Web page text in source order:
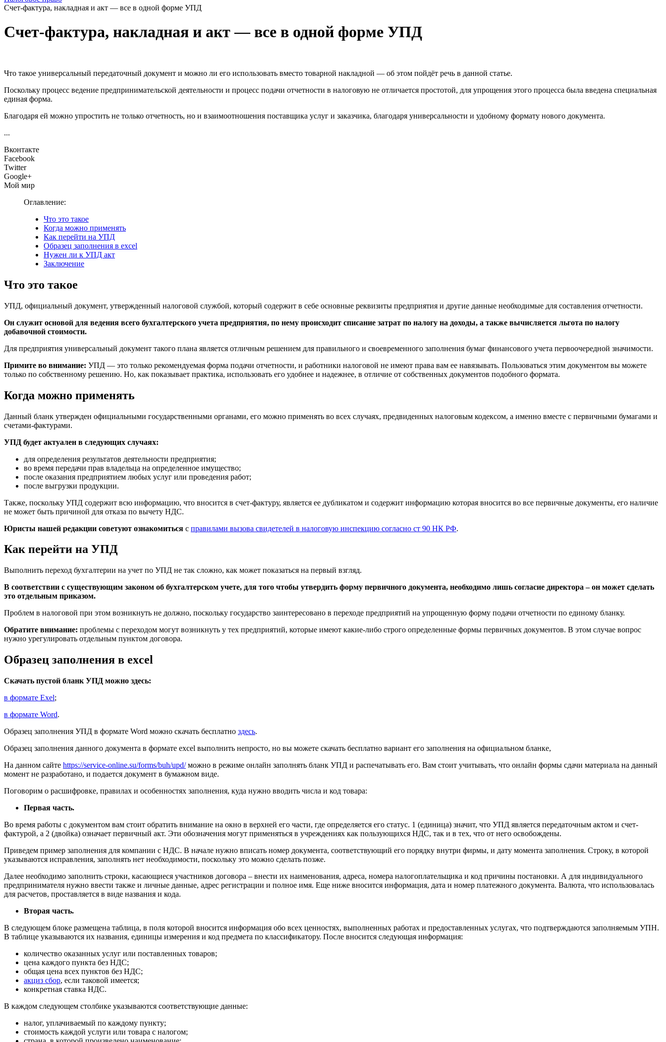
Счет-фактура, накладная и акт — все в одной форме УПД
Счет-фактура, накладная и акт — все в одной форме УПД
Что такое универсальный передаточный документ и можно ли его использовать вместо товарной накладной — об этом пойдёт речь в данной статье.
Поскольку процесс ведение предпринимательской деятельности и процесс подачи отчетности в налоговую не отличается простотой, для упрощения этого процесса была введена специальная
единая форма.
Благодаря ей можно упростить не только отчетность, но и взаимоотношения поставщика услуг и заказчика, благодаря универсальности и удобному формату нового документа.
...
Вконтакте
Facebook
Twitter
Google+
Мой мир
Оглавление:
Что это такое
Когда можно применять
Как перейти на УПД
Образец заполнения в excel
Нужен ли к УПД акт
Заключение
Что это такое
УПД, официальный документ, утвержденный налоговой службой, который содержит в себе основные реквизиты предприятия и другие данные необходимые для составления отчетности.
Он служит основой для ведения всего бухгалтерского учета предприятия, по нему происходит списание затрат по налогу на доходы, а также вычисляется льгота по налогу
добавочной стоимости.
Для предприятия универсальный документ такого плана является отличным решением для правильного и своевременного заполнения бумаг финансового учета первоочередной значимости.
Примите во внимание: УПД — это только рекомендуемая форма подачи отчетности, и работники налоговой не имеют права вам ее навязывать. Пользоваться этим документом вы можете
только по собственному решению. Но, как показывает практика, использовать его удобнее и надежнее, в отличие от собственных документов подобного формата.
Когда можно применять
Данный бланк утвержден официальными государственными органами, его можно применять во всех случаях, предвиденных налоговым кодексом, а именно вместе с первичными бумагами и
счетами-фактурами.
УПД будет актуален в следующих случаях:
для определения результатов деятельности предприятия;
во время передачи прав владельца на определенное имущество;
после оказания предприятием любых услуг или проведения работ;
после выгрузки продукции.
Также, поскольку УПД содержит всю информацию, что вносится в счет-фактуру, является ее дубликатом и содержит информацию которая вносится во все первичные документы, его наличие
не может быть причиной для отказа по вычету НДС.
Юристы нашей редакции советуют ознакомиться с правилами вызова свидетелей в налоговую инспекцию согласно ст 90 НК РФ.
Как перейти на УПД
Выполнить переход бухгалтерии на учет по УПД не так сложно, как может показаться на первый взгляд.
В соответствии с существующим законом об бухгалтерском учете, для того чтобы утвердить форму первичного документа, необходимо лишь согласие директора – он может сделать
это отдельным приказом.
Проблем в налоговой при этом возникнуть не должно, поскольку государство заинтересовано в переходе предприятий на упрощенную форму подачи отчетности по единому бланку.
Обратите внимание: проблемы с переходом могут возникнуть у тех предприятий, которые имеют какие-либо строго определенные формы первичных документов. В этом случае вопрос
нужно урегулировать отдельным пунктом договора.
Образец заполнения в excel
Скачать пустой бланк УПД можно здесь:
в формате Exel;
в формате Word.
Образец заполнения УПД в формате Word можно скачать бесплатно здесь.
Образец заполнения данного документа в формате excel выполнить непросто, но вы можете скачать бесплатно вариант его заполнения на официальном бланке,
На данном сайте https://service-online.su/forms/buh/upd/можно в режиме онлайн заполнять бланк УПД и распечатывать его. Вам стоит учитывать, что онлайн формы сдачи материала на данный
момент не разработано, и подается документ в бумажном виде.
Поговорим о расшифровке, правилах и особенностях заполнения, куда нужно вводить числа и код товара:
Первая часть.
Во время работы с документом вам стоит обратить внимание на окно в верхней его части, где определяется его статус. 1 (единица) значит, что УПД является передаточным актом и счет-
фактурой, а 2 (двойка) означает первичный акт. Эти обозначения могут применяться в учреждениях как пользующихся НДС, так и в тех, что от него освобождены.
Приведем пример заполнения для компании с НДС. В начале нужно вписать номер документа, соответствующий его порядку внутри фирмы, и дату момента заполнения. Строку, в которой
указываются исправления, заполнять нет необходимости, поскольку это можно сделать позже.
Далее необходимо заполнить строки, касающиеся участников договора – внести их наименования, адреса, номера налогоплательщика и код причины постановки. А для индивидуального
предпринимателя нужно ввести также и личные данные, адрес регистрации и полное имя. Еще ниже вносится информация, дата и номер платежного документа. Валюта, что использовалась
для расчетов, проставляется в виде названия и кода.
Вторая часть.
В следующем блоке размещена таблица, в поля которой вносится информация обо всех ценностях, выполненных работах и предоставленных услугах, что подтверждаются заполняемым УПН.
В таблице указываются их названия, единицы измерения и код предмета по классификатору. После вносится следующая информация:
количество оказанных услуг или поставленных товаров;
цена каждого пункта без НДС;
общая цена всех пунктов без НДС;
акциз сбор, если таковой имеется;
конкретная ставка НДС.
В каждом следующем столбике указываются соответствующие данные:
налог, уплачиваемый по каждому пункту;
стоимость каждой услуги или товара с налогом;